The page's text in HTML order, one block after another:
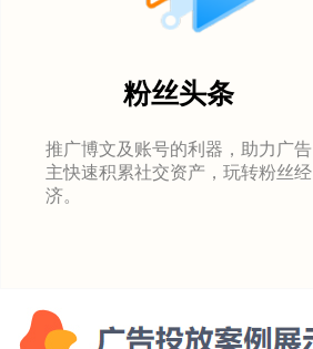
粉丝头条
推广博文及账号的利器，助力广告
主快速积累社交资产，玩转粉丝经
济。